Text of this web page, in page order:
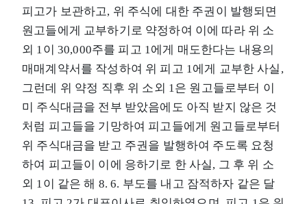
피고가 보관하고, 위 주식에 대한 주권이 발행되면
원고들에게 교부하기로 약정하여 이에 따라 위 소
외 1이 30,000주를 피고 1에게 매도한다는 내용의
매매계약서를 작성하여 위 피고 1에게 교부한 사실,
그런데 위 약정 직후 위 소외 1은 원고들로부터 이
미 주식대금을 전부 받았음에도 아직 받지 않은 것
처럼 피고들을 기망하여 피고들에게 원고들로부터
위 주식대금을 받고 주권을 발행하여 주도록 요청
하여 피고들이 이에 응하기로 한 사실, 그 후 위 소
외 1이 같은 해 8. 6. 부도를 내고 잠적하자 같은 달